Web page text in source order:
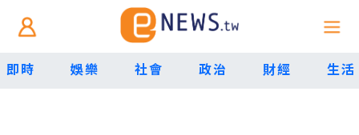
即時 娛樂 社會 政治 財經 生活